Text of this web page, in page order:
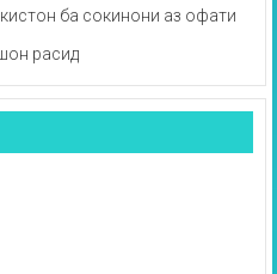
ба сокинони аз офати
расид